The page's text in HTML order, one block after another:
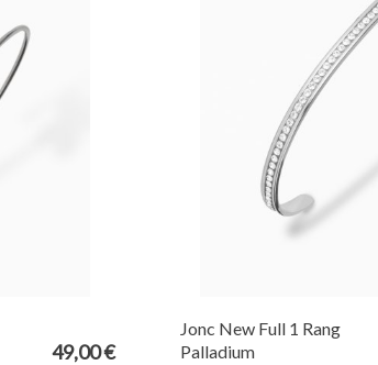
49,00 €
Jonc New Full 1 Rang
Palladium